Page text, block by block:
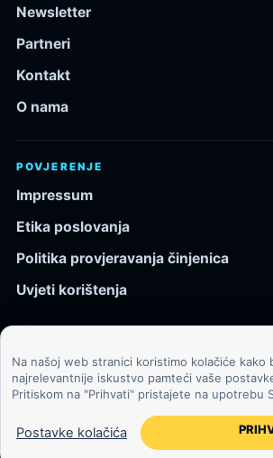
Newsletter
Partneri
Kontakt
O nama
POVJERENJE
Impressum
Etika poslovanja
Politika provjeravanja činjenica
Uvjeti korištenja
© 2026 Kozmos.hr. Sva prava
Svemir, znanost, tehnologija i velike ideje
čitatelje.
Na našoj web stranici koristimo kolačiće kako
najrelevantnije iskustvo pamteći vaše
Pritiskom na "Prihvati" pristajete na upotrebu
Postavke kolačića